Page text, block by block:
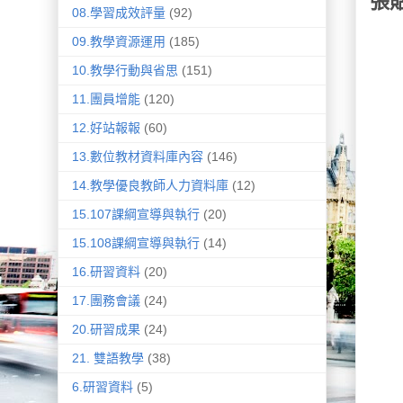
08.學習成效評量 (92)
09.教學資源運用 (185)
10.教學行動與省思 (151)
11.團員增能 (120)
12.好站報報 (60)
13.數位教材資料庫內容 (146)
14.教學優良教師人力資料庫 (12)
15.107課綱宣導與執行 (20)
15.108課綱宣導與執行 (14)
16.研習資料 (20)
17.團務會議 (24)
20.研習成果 (24)
21. 雙語教學 (38)
6.研習資料 (5)